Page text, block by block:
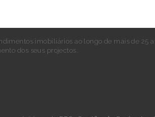
imobiliários ao longo de mais de 25
dos seus projectos.